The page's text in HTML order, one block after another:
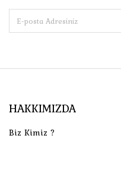
HAKKIMIZDA
Biz Kimiz ?